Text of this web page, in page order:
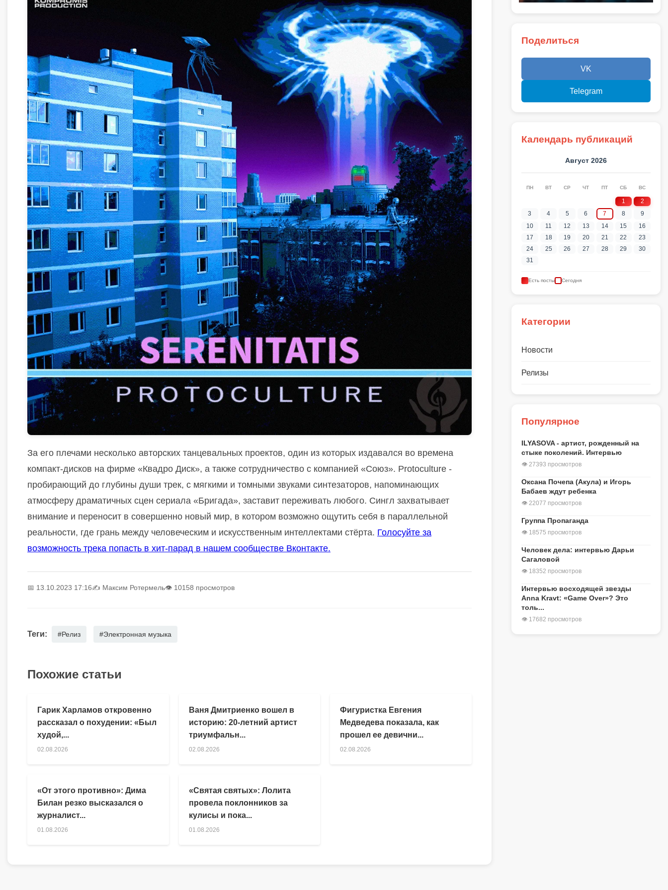
За его плечами несколько авторских танцевальных проектов, один из которых издавался во времена
компакт-дисков на фирме «Квадро Диск», а также сотрудничество с компанией «Союз». Protoculture -
пробирающий до глубины души трек, с мягкими и томными звуками синтезаторов, напоминающих
атмосферу драматичных сцен сериала «Бригада», заставит переживать любого. Сингл захватывает
внимание и переносит в совершенно новый мир, в котором возможно ощутить себя в параллельной
реальности, где грань между человеческим и искусственным интеллектами стёрта. Голосуйте за
возможность трека попасть в хит-парад в нашем сообществе Вконтакте.
📅 13.10.2023 17:16✍️ Максим Ротермель👁 10158 просмотров
Теги: #Релиз #Электронная музыка
Похожие статьи
Гарик Харламов откровенно
рассказал о похудении: «Был
худой,...
02.08.2026
Ваня Дмитриенко вошел в
историю: 20-летний артист
триумфальн...
02.08.2026
Фигуристка Евгения
Медведева показала, как
прошел ее девични...
02.08.2026
«От этого противно»: Дима
Билан резко высказался о
журналист...
01.08.2026
«Святая святых»: Лолита
провела поклонников за
кулисы и пока...
01.08.2026
Поделиться
VK
Telegram
Календарь публикаций
Август 2026
ПН ВТ СР ЧТ ПТ СБ ВС
1
2
3
4 5 6 7 8
9
10
11 12 13 14 15
16
17
18 19 20 21 22
23
24
25 26 27 28 29
30
31
Есть посты Сегодня
Категории
Новости
Релизы
Популярное
ILYASOVA - артист, рожденный на
стыке поколений. Интервью
👁 27393 просмотров
Оксана Почепа (Акула) и Игорь
Бабаев ждут ребенка
👁 22077 просмотров
Группа Пропаганда
👁 18575 просмотров
Человек дела: интервью Дарьи
Сагаловой
👁 18352 просмотров
Интервью восходящей звезды
Anna Kravt: «Game Over»? Это
толь...
👁 17682 просмотров